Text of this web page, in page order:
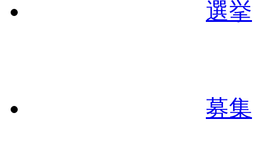
選挙
募集